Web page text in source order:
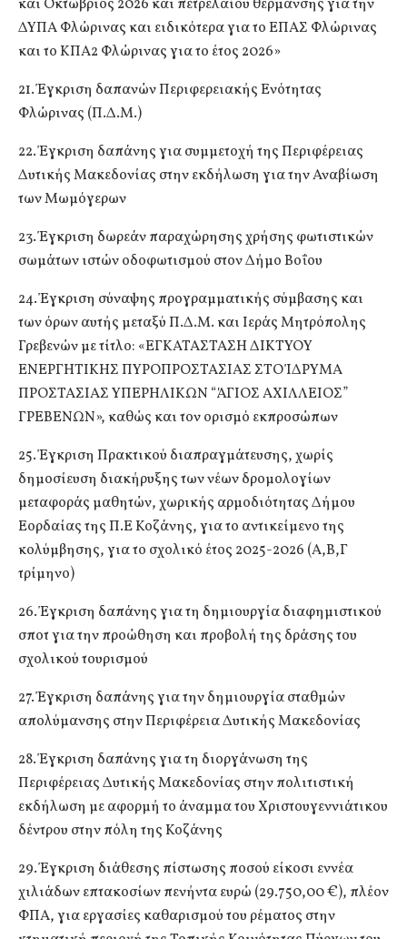
και Οκτώβριος 2026 και πετρελαίου θέρμανσης για την
ΔΥΠΑ Φλώρινας και ειδικότερα για το ΕΠΑΣ Φλώρινας
και το ΚΠΑ2 Φλώρινας για το έτος 2026»
21. Έγκριση δαπανών Περιφερειακής Ενότητας
Φλώρινας (Π.Δ.Μ.)
22. Έγκριση δαπάνης για συμμετοχή της Περιφέρειας
Δυτικής Μακεδονίας στην εκδήλωση για την Αναβίωση
των Μωμόγερων
23. Έγκριση δωρεάν παραχώρησης χρήσης φωτιστικών
σωμάτων ιστών οδοφωτισμού στον Δήμο Βοΐου
24. Έγκριση σύναψης προγραμματικής σύμβασης και
των όρων αυτής μεταξύ Π.Δ.Μ. και Ιεράς Μητρόπολης
Γρεβενών με τίτλο: «ΕΓΚΑΤΑΣΤΑΣΗ ΔΙΚΤΥΟΥ
ΕΝΕΡΓΗΤΙΚΗΣ ΠΥΡΟΠΡΟΣΤΑΣΙΑΣ ΣΤΟ ΊΔΡΥΜΑ
ΠΡΟΣΤΑΣΙΑΣ ΥΠΕΡΗΛΙΚΩΝ “ΆΓΙΟΣ ΑΧΙΛΛΕΙΟΣ”
ΓΡΕΒΕΝΩΝ», καθώς και τον ορισμό εκπροσώπων
25. Έγκριση Πρακτικού διαπραγμάτευσης, χωρίς
δημοσίευση διακήρυξης των νέων δρομολογίων
μεταφοράς μαθητών, χωρικής αρμοδιότητας Δήμου
Εορδαίας της Π.Ε Κοζάνης, για το αντικείμενο της
κολύμβησης, για το σχολικό έτος 2025-2026 (Α,Β,Γ
τρίμηνο)
26. Έγκριση δαπάνης για τη δημιουργία διαφημιστικού
σποτ για την προώθηση και προβολή της δράσης του
σχολικού τουρισμού
27. Έγκριση δαπάνης για την δημιουργία σταθμών
απολύμανσης στην Περιφέρεια Δυτικής Μακεδονίας
28. Έγκριση δαπάνης για τη διοργάνωση της
Περιφέρειας Δυτικής Μακεδονίας στην πολιτιστική
εκδήλωση με αφορμή το άναμμα του Χριστουγεννιάτικου
δέντρου στην πόλη της Κοζάνης
29. Έγκριση διάθεσης πίστωσης ποσού είκοσι εννέα
χιλιάδων επτακοσίων πενήντα ευρώ (29.750,00 €), πλέον
ΦΠΑ, για εργασίες καθαρισμού του ρέματος στην